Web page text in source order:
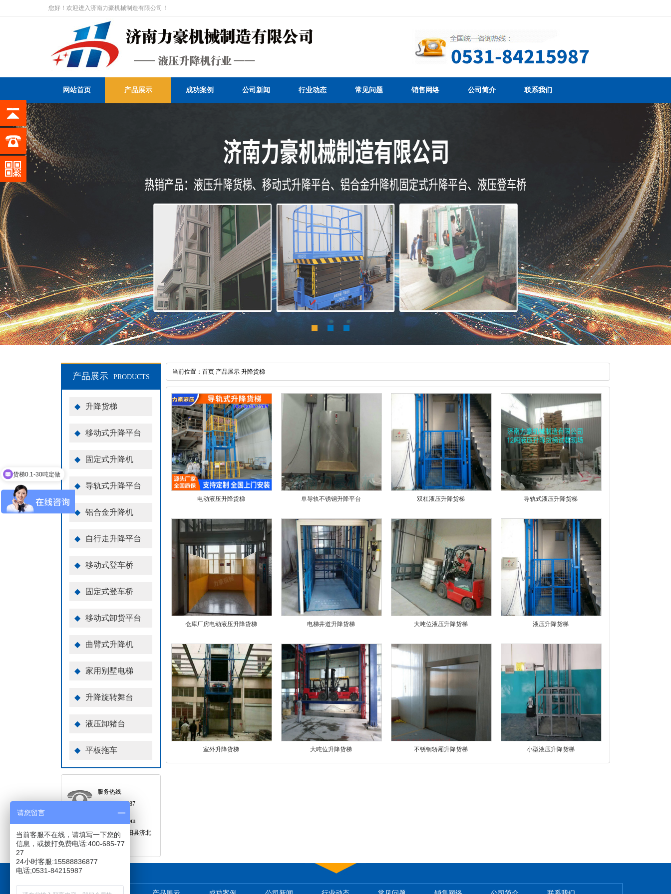
您好！欢迎进入济南力豪机械制造有限公司！
网站首页 产品展示 成功案例 公司新闻 行业动态 常见问题 销售网络 公司简介 联系我们
产品展示 PRODUCTS
◆ 升降货梯
◆ 移动式升降平台
◆ 固定式升降机
◆ 导轨式升降平台
◆ 铝合金升降机
◆ 自行走升降平台
◆ 移动式登车桥
◆ 固定式登车桥
◆ 移动式卸货平台
◆ 曲臂式升降机
◆ 家用别墅电梯
◆ 升降旋转舞台
◆ 液压卸猪台
◆ 平板拖车
服务热线
0531-84215987
邮箱：937177916@qq.com
地址：山东省济南市济阳县济北
开发区工业园
当前位置： 首页 产品展示 升降货梯
电动液压升降货梯 单导轨不锈钢升降平台 双杠液压升降货梯 导轨式液压升降货梯
仓库厂房电动液压升降货梯 电梯井道升降货梯 大吨位液压升降货梯 液压升降货梯
室外升降货梯 大吨位升降货梯 不锈钢轿厢升降货梯 小型液压升降货梯
家用别墅电梯定做
请您留言
当前客服不在线，请填写一下您的
信息，或拨打免费电话:400-685-77
27
24小时客服:15588836877
电话;0531-84215987